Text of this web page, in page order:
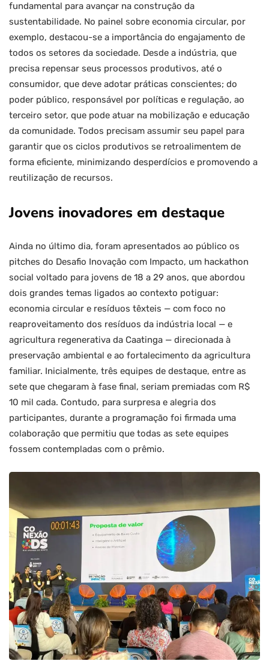
fundamental para avançar na construção da
sustentabilidade. No painel sobre economia circular, por
exemplo, destacou-se a importância do engajamento de
todos os setores da sociedade. Desde a indústria, que
precisa repensar seus processos produtivos, até o
consumidor, que deve adotar práticas conscientes; do
poder público, responsável por políticas e regulação, ao
terceiro setor, que pode atuar na mobilização e educação
da comunidade. Todos precisam assumir seu papel para
garantir que os ciclos produtivos se retroalimentem de
forma eficiente, minimizando desperdícios e promovendo a
reutilização de recursos.
Jovens inovadores em destaque
Ainda no último dia, foram apresentados ao público os
pitches do Desafio Inovação com Impacto, um hackathon
social voltado para jovens de 18 a 29 anos, que abordou
dois grandes temas ligados ao contexto potiguar:
economia circular e resíduos têxteis — com foco no
reaproveitamento dos resíduos da indústria local — e
agricultura regenerativa da Caatinga — direcionada à
preservação ambiental e ao fortalecimento da agricultura
familiar. Inicialmente, três equipes de destaque, entre as
sete que chegaram à fase final, seriam premiadas com R$
10 mil cada. Contudo, para surpresa e alegria dos
participantes, durante a programação foi firmada uma
colaboração que permitiu que todas as sete equipes
fossem contempladas com o prêmio.